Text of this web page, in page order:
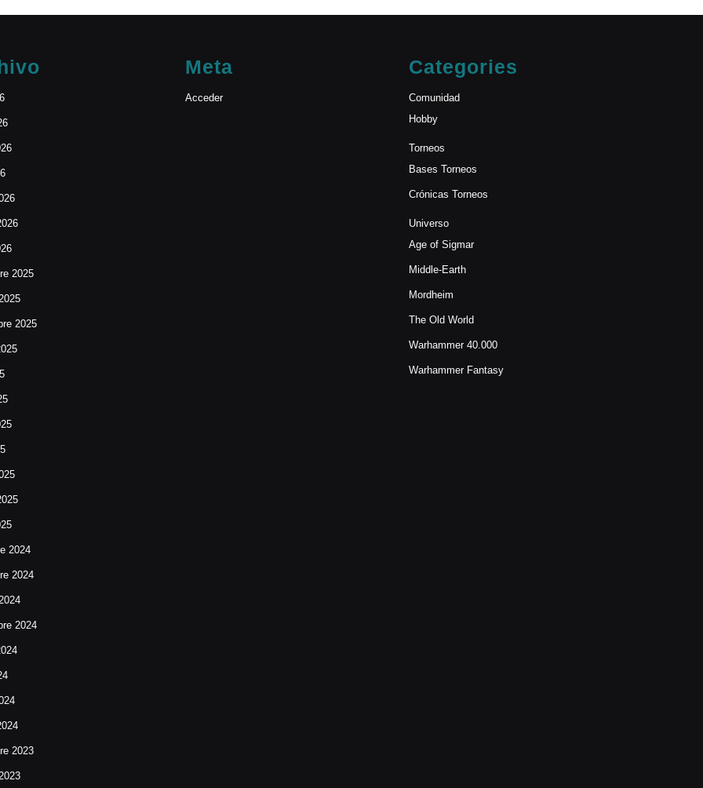
2025
2025
2024
2024
2024
2023
Meta
Acceder
Categories
Comunidad
Hobby
Torneos
Bases Torneos
Crónicas Torneos
Universo
Age of Sigmar
Middle-Earth
Mordheim
The Old World
Warhammer 40.000
Warhammer Fantasy